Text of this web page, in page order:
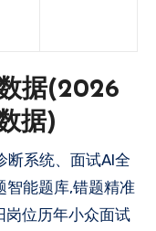
据(2026
据)
断系统、面试AI全
智能题库,错题精准
岗位历年小众面试